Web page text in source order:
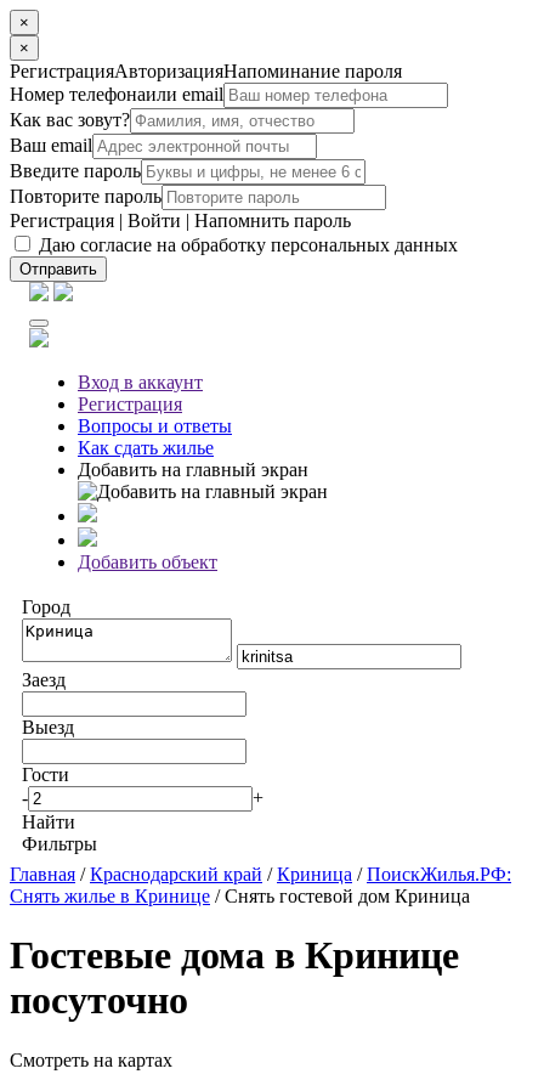
×
×
РегистрацияАвторизацияНапоминание пароля
Номер телефонаили email
Как вас зовут?
Ваш email
Введите пароль
Повторите пароль
Регистрация | Войти | Напомнить пароль
Даю согласие на обработку персональных данных
Отправить
Вход в аккаунт
Регистрация
Вопросы и ответы
Как сдать жилье
Добавить на главный экран
Добавить объект
Город
Заезд
Выезд
Гости
-
+
Найти
Фильтры
Главная /Краснодарский край /Криница /ПоискЖилья.РФ:
Снять жилье в Кринице / Снять гостевой дом Криница
Гостевые дома в Кринице
посуточно
Смотреть на картах